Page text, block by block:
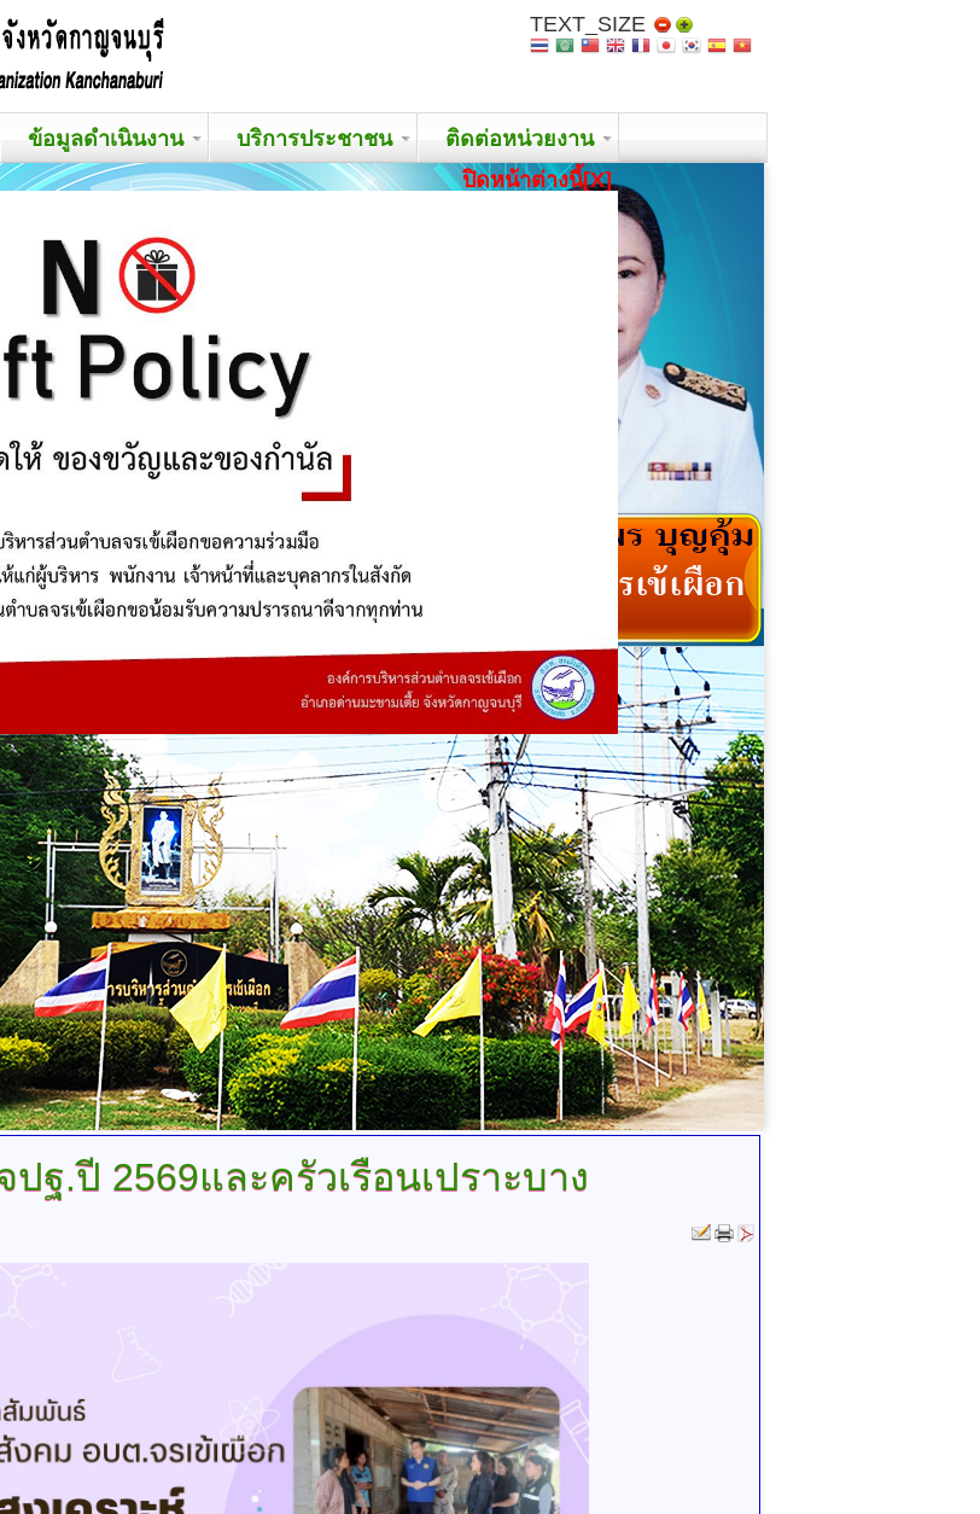
TEXT_SIZE
ข้อมูลดำเนินงาน บริการประชาชน ติดต่อหน่วยงาน
ปฐ.ปี 2569และครัวเรือนเปราะบาง
ปิดหน้าต่างนี้[X]